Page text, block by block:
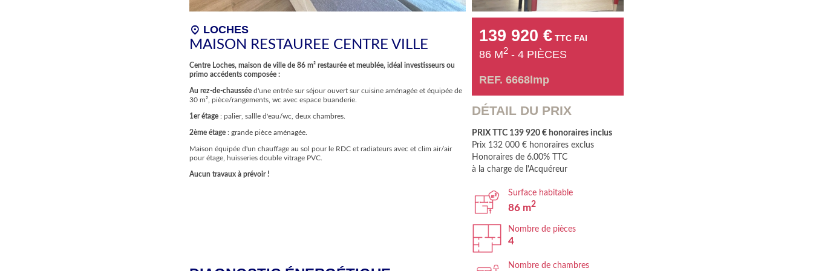
location_on LOCHES
MAISON RESTAUREE CENTRE VILLE
Centre Loches, maison de ville de 86 m² restaurée et meublée, idéal investisseurs ou
primo accédents composée :
Au rez-de-chausséed'une entrée sur séjour ouvert sur cuisine aménagée et équipée de
30 m², pièce/rangements, wc avec espace buanderie.
1er étage : palier, sallle d'eau/wc, deux chambres.
2ème étage: grande pièce aménagée.
Maison équipée d'un chauffage au sol pour le RDC et radiateurs avec et clim air/air
pour étage, huisseries double vitrage PVC.
Aucun travaux à prévoir !
139 920 € TTC FAI
86 M2 - 4 PIÈCES
REF. 6668lmp
DÉTAIL DU PRIX
PRIX TTC 139 920 € honoraires inclus
Prix 132 000 € honoraires exclus
Honoraires de 6.00% TTC
à la charge de l'Acquéreur
Surface habitable
86 m2
Nombre de pièces
4
Nombre de chambres